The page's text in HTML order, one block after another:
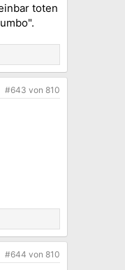
toten
#643 von 810
#644 von 810